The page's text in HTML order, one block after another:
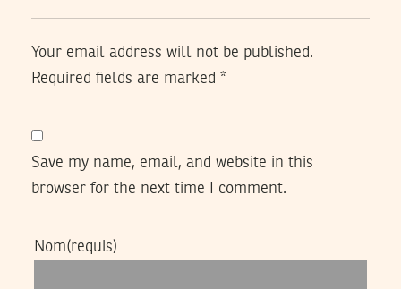
Your email address will not be published.
Required fields are marked *
Save my name, email, and website in this
browser for the next time I comment.
Nom(requis)